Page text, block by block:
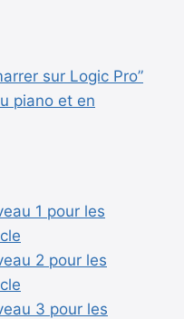
sur Logic Pro”
piano et en
1 pour les
2 pour les
3 pour les